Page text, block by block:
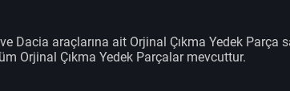
Dacia araçlarına ait Orjinal Çıkma Yedek Parça
Orjinal Çıkma Yedek Parçalar mevcuttur.